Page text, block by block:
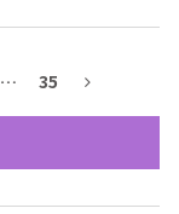
… 35